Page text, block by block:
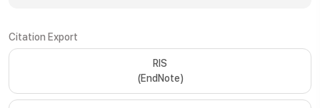
Citation Export
RIS
(EndNote)